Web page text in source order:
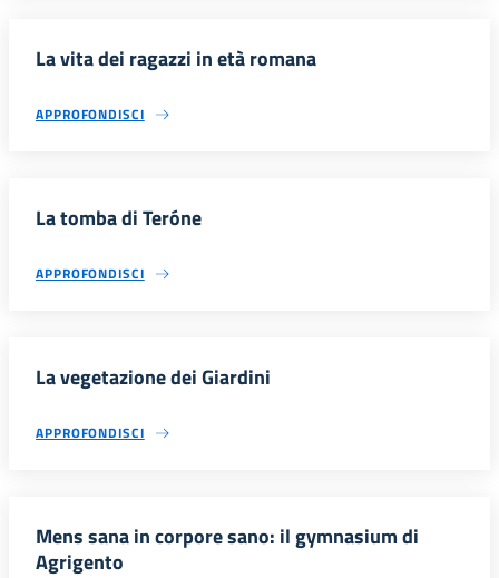
La vita dei ragazzi in età romana
APPROFONDISCI
La tomba di Teróne
APPROFONDISCI
La vegetazione dei Giardini
APPROFONDISCI
Mens sana in corpore sano: il gymnasium di
Agrigento